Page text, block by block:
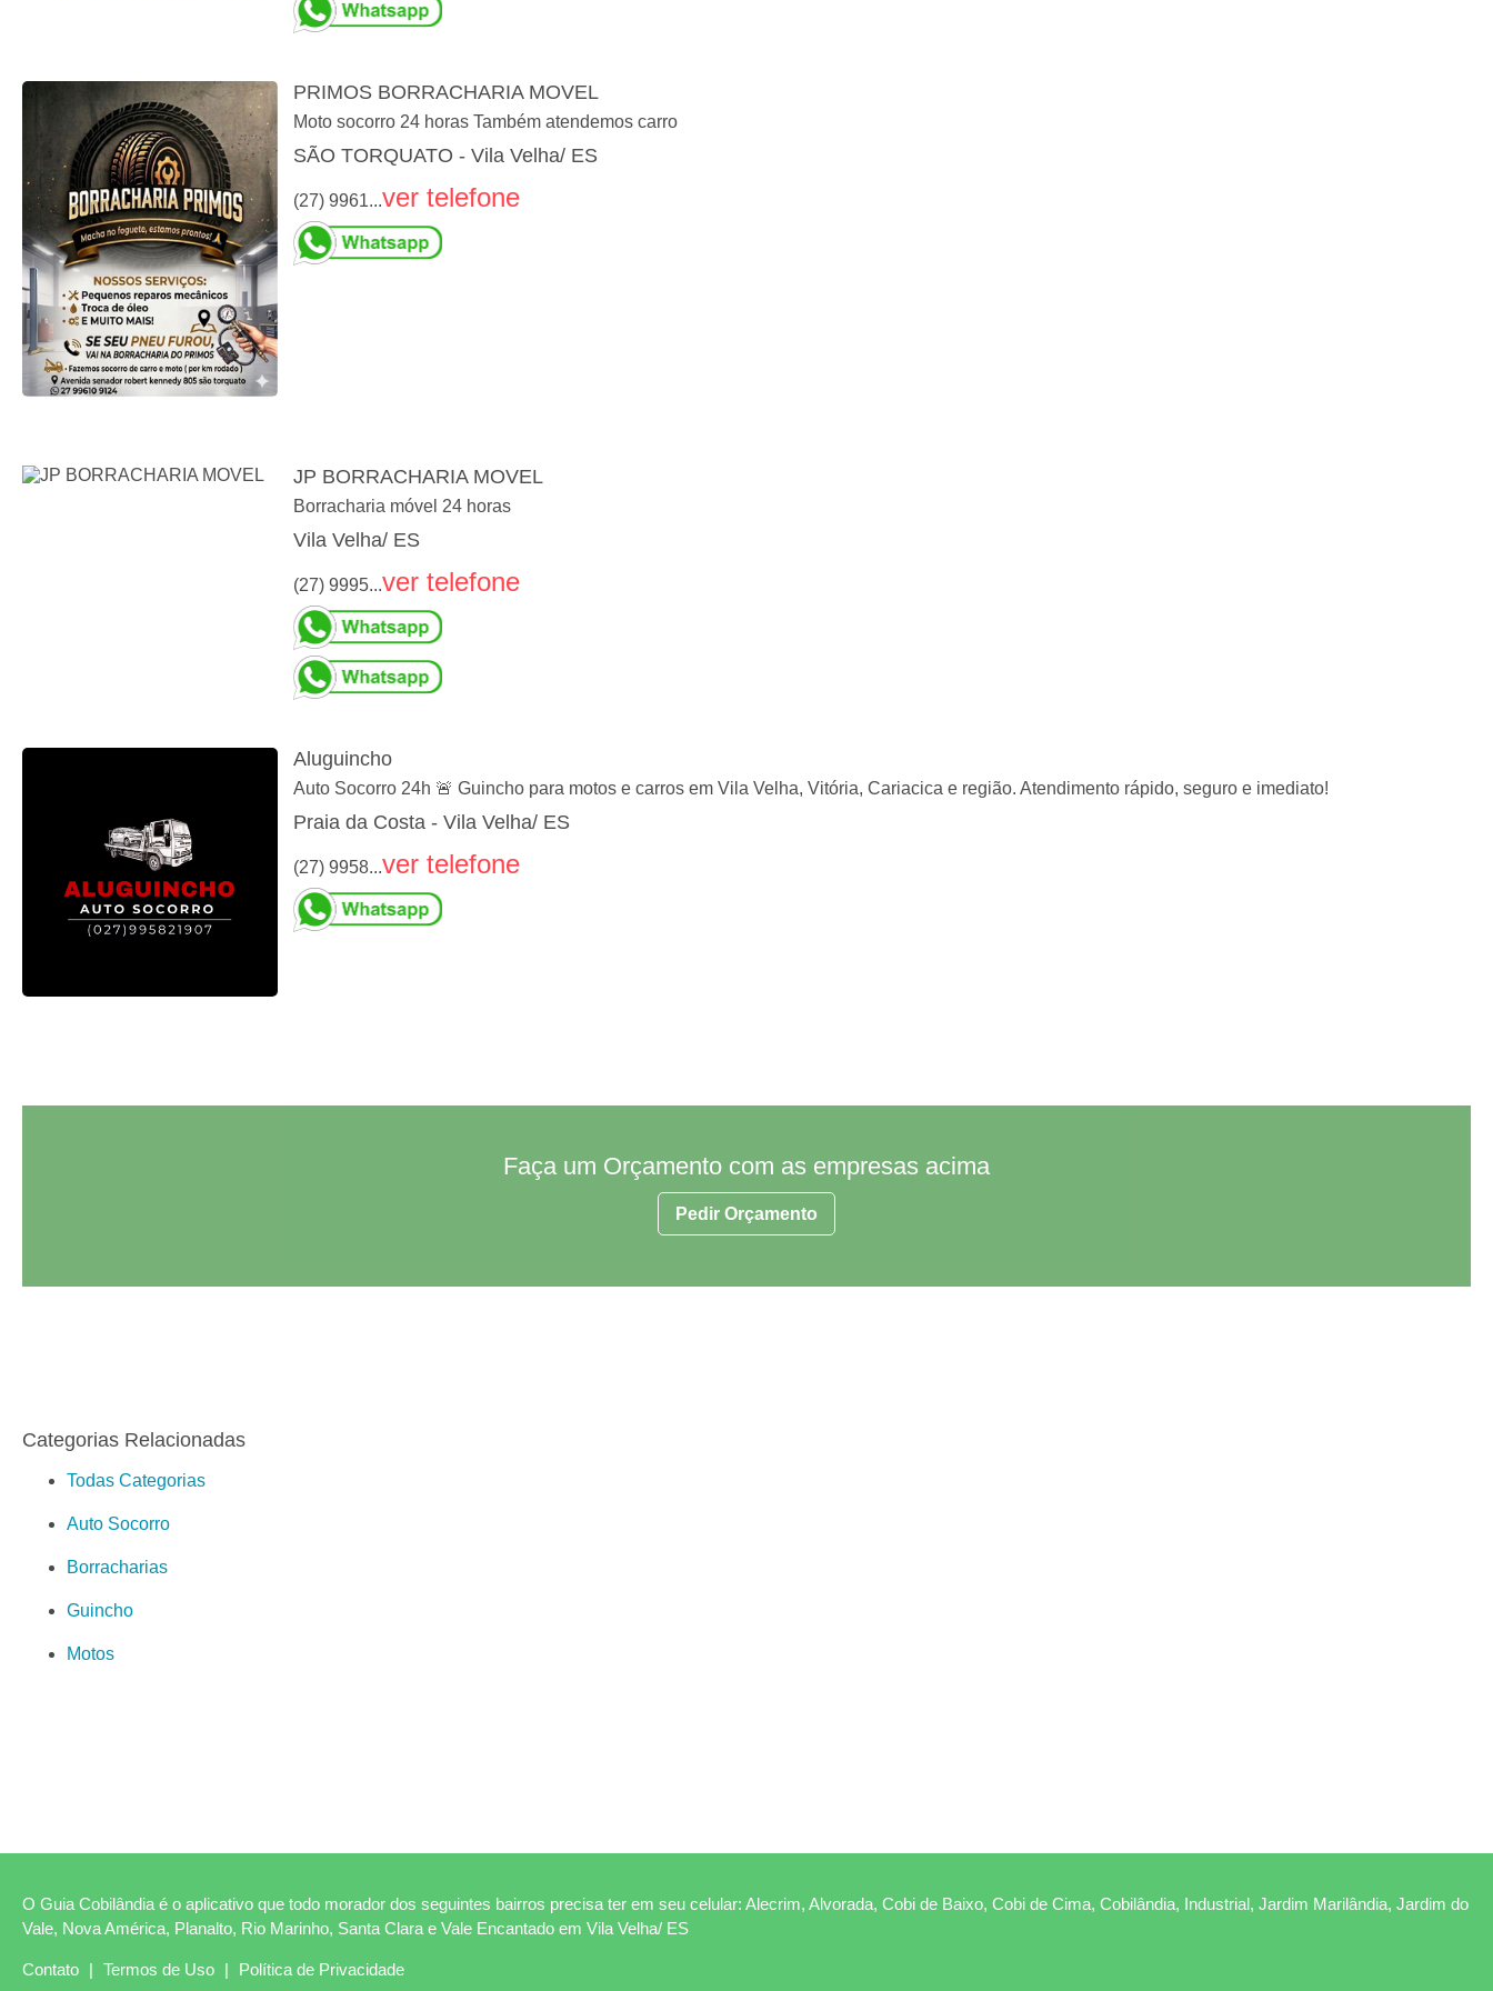
PRIMOS BORRACHARIA MOVEL
Moto socorro 24 horas Também atendemos carro
SÃO TORQUATO - Vila Velha/ ES
(27) 9961...ver telefone
JP BORRACHARIA MOVEL
Borracharia móvel 24 horas
Vila Velha/ ES
(27) 9995...ver telefone
Aluguincho
Auto Socorro 24h 🚨 Guincho para motos e carros em Vila Velha, Vitória, Cariacica e região. Atendimento rápido, seguro e imediato!
Praia da Costa - Vila Velha/ ES
(27) 9958...ver telefone
Faça um Orçamento com as empresas acima
Pedir Orçamento
Categorias Relacionadas
Todas Categorias
Auto Socorro
Borracharias
Guincho
Motos
O Guia Cobilândia é o aplicativo que todo morador dos seguintes bairros precisa ter em seu celular: Alecrim, Alvorada, Cobi de Baixo, Cobi de Cima, Cobilândia, Industrial, Jardim Marilândia, Jardim do
Vale, Nova América, Planalto, Rio Marinho, Santa Clara e Vale Encantado em Vila Velha/ ES
Contato | Termos de Uso | Política de Privacidade